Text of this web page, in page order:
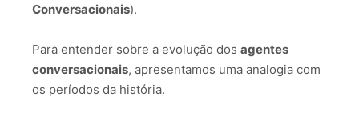
Conversacionais).
Para entender sobre a evolução dos agentes
conversacionais, apresentamos uma analogia com
os períodos da história.